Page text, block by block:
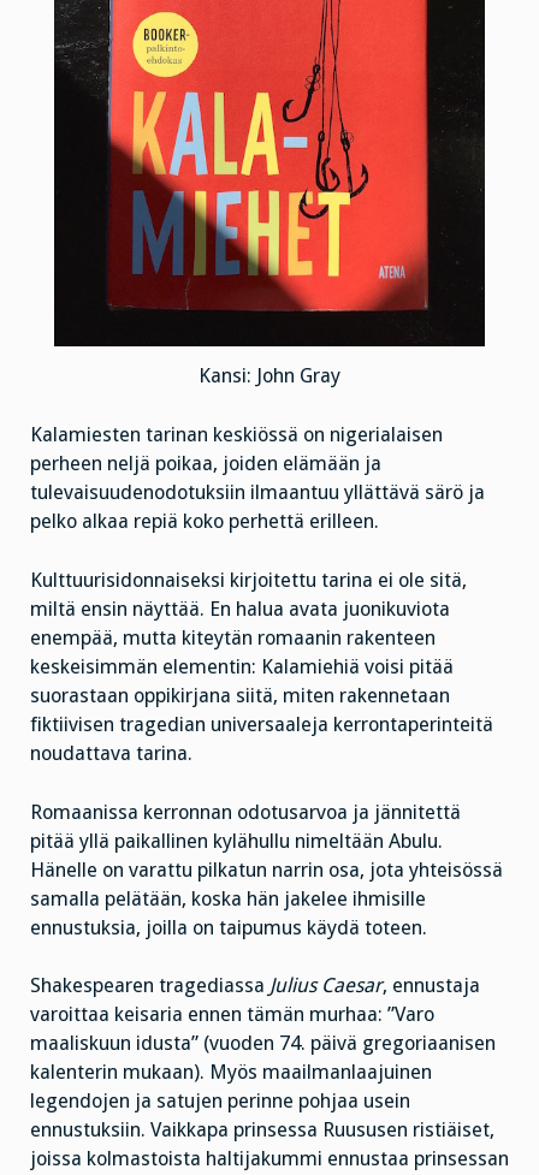
Kansi: John Gray
Kalamiesten tarinan keskiössä on nigerialaisen
perheen neljä poikaa, joiden elämään ja
tulevaisuudenodotuksiin ilmaantuu yllättävä särö ja
pelko alkaa repiä koko perhettä erilleen.
Kulttuurisidonnaiseksi kirjoitettu tarina ei ole sitä,
miltä ensin näyttää. En halua avata juonikuviota
enempää, mutta kiteytän romaanin rakenteen
keskeisimmän elementin: Kalamiehiä voisi pitää
suorastaan oppikirjana siitä, miten rakennetaan
fiktiivisen tragedian universaaleja kerrontaperinteitä
noudattava tarina.
Romaanissa kerronnan odotusarvoa ja jännitettä
pitää yllä paikallinen kylähullu nimeltään Abulu.
Hänelle on varattu pilkatun narrin osa, jota yhteisössä
samalla pelätään, koska hän jakelee ihmisille
ennustuksia, joilla on taipumus käydä toteen.
Shakespearen tragediassa Julius Caesar, ennustaja
varoittaa keisaria ennen tämän murhaa: ”Varo
maaliskuun idusta” (vuoden 74. päivä gregoriaanisen
kalenterin mukaan). Myös maailmanlaajuinen
legendojen ja satujen perinne pohjaa usein
ennustuksiin. Vaikkapa prinsessa Ruususen ristiäiset,
joissa kolmastoista haltijakummi ennustaa prinsessan